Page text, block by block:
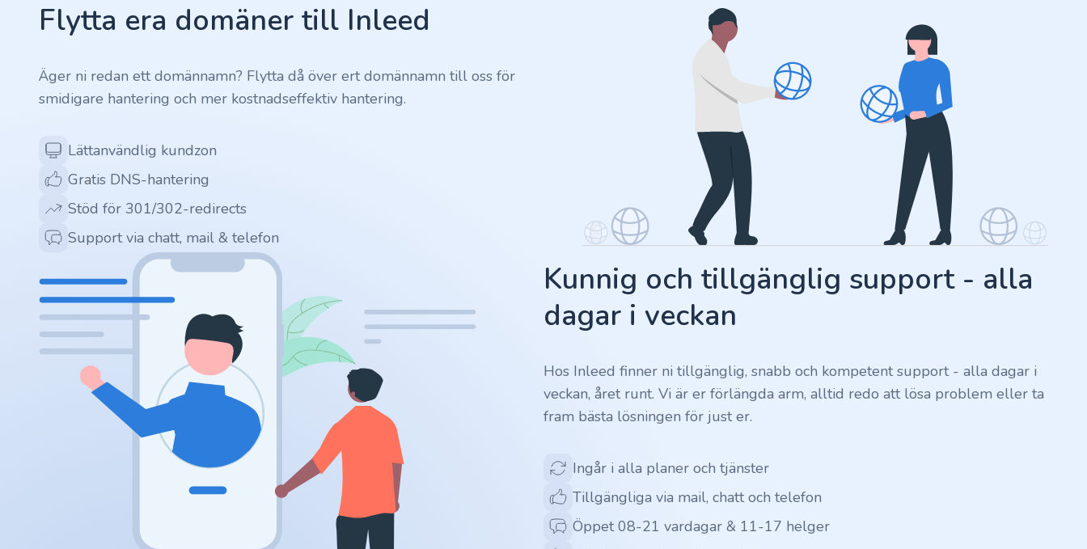
.us
.management
.ai
.website
.io
.ru
Flytta era domäner till Inleed
Äger ni redan ett domännamn? Flytta då över ert domännamn till oss för
smidigare hantering och mer kostnadseffektiv hantering.
Lättanvändlig kundzon
Gratis DNS-hantering
Stöd för 301/302-redirects
Support via chatt, mail & telefon
Kunnig och tillgänglig support - alla
dagar i veckan
Hos Inleed finner ni tillgänglig, snabb och kompetent support - alla dagar i
veckan, året runt. Vi är er förlängda arm, alltid redo att lösa problem eller ta
fram bästa lösningen för just er.
Ingår i alla planer och tjänster
Tillgängliga via mail, chatt och telefon
Öppet 08-21 vardagar & 11-17 helger